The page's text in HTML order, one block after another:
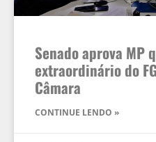
Senado aprova MP
extraordinário do
Câmara
CONTINUE LENDO »